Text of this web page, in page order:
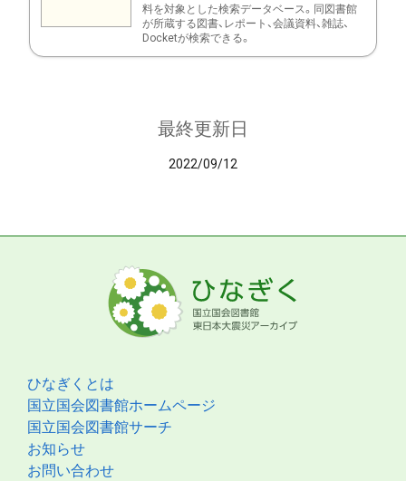
料を対象とした検索データベース。同図書館
が所蔵する図書、レポート、会議資料、雑誌、
Docketが検索できる。
最終更新日
2022/09/12
ひなぎくとは
国立国会図書館ホームページ
国立国会図書館サーチ
お知らせ
お問い合わせ